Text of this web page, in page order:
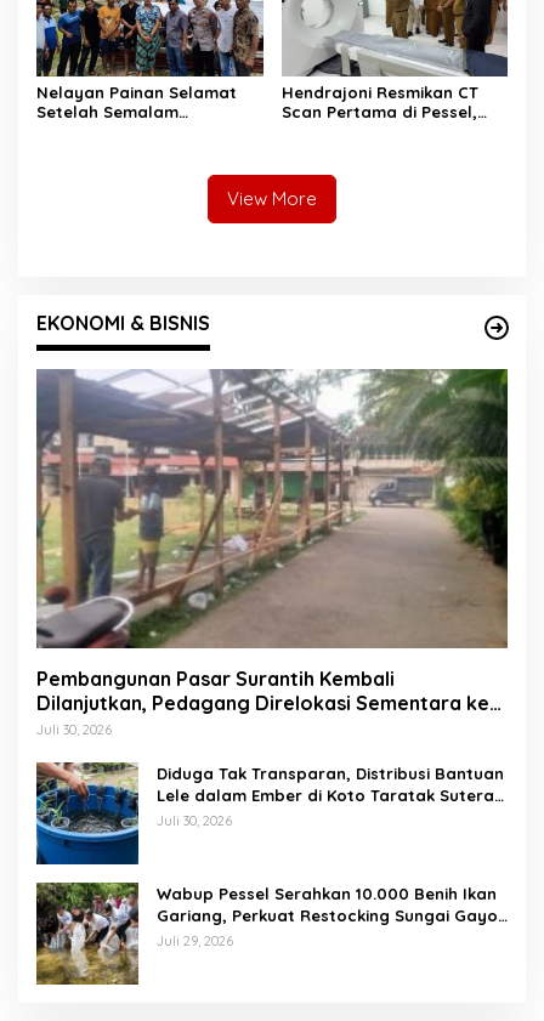
Nelayan Painan Selamat
Setelah Semalam
Hendrajoni Resmikan CT
Scan Pertama di Pessel,
View More
EKONOMI & BISNIS
Pembangunan Pasar Surantih Kembali
Dilanjutkan, Pedagang Direlokasi Sementara ke
Lapangan Gadih Basanai
Juli 30, 2026
Diduga Tak Transparan, Distribusi Bantuan
Lele dalam Ember di Koto Taratak Sutera
Tuai Sorotan Warga
Juli 30, 2026
Wabup Pessel Serahkan 10.000 Benih Ikan
Gariang, Perkuat Restocking Sungai Gayo
demi Kelestarian Perairan
Juli 29, 2026